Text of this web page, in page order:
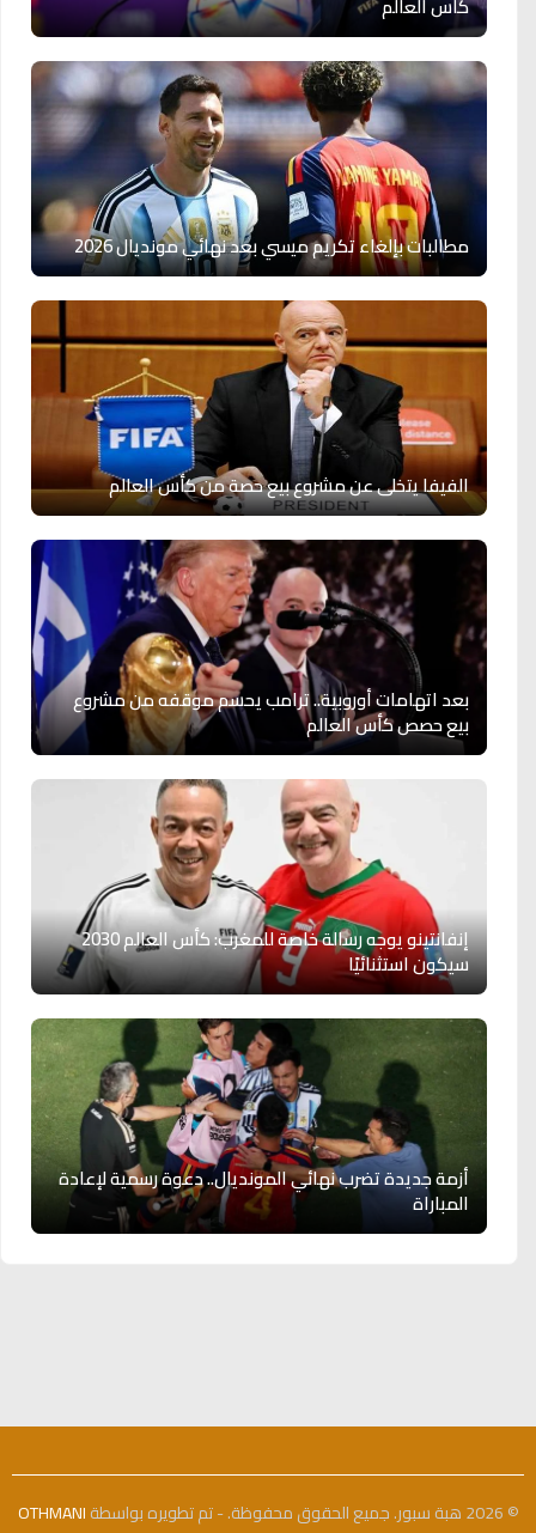
مطالبات بإلغاء تكريم ميسي بعد نهائي مونديال 2026
الفيفا يتخلى عن مشروع بيع حصة من كأس العالم
بعد اتهامات أوروبية.. ترامب يحسم موقفه من مشروع
بيع حصص كأس العالم
إنفانتينو يوجه رسالة خاصة للمغرب: كأس العالم 2030
سيكون استثنائيًا
أزمة جديدة تضرب نهائي المونديال.. دعوة رسمية لإعادة
المباراة
© 2026 هبة سبور. جميع الحقوق محفوظة. - تم تطويره بواسطة
OTHMANI